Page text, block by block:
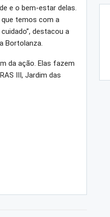
e o bem-estar delas.
temos com a
destacou a
Bortolanza.
da ação. Elas fazem
III, Jardim das